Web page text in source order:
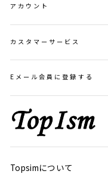
アカウント
カスタマーサービス
Eメール会員に登録する
Topsimについて